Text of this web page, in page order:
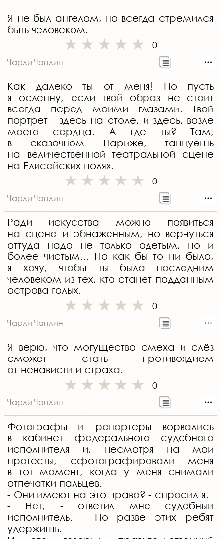
Я не был ангелом, но всегда стремился
быть человеком.
0
Чарли Чаплин
Как далеко ты от меня! Но пусть
я ослепну, если твой образ не стоит
всегда перед моими глазами. Твой
портрет - здесь на столе, и здесь, возле
моего сердца. А где ты? Там,
в сказочном Париже, танцуешь
на величественной театральной сцене
на Елисейских полях.
0
Чарли Чаплин
Ради искусства можно появиться
на сцене и обнаженным, но вернуться
оттуда надо не только одетым, но и
более чистым... Но как бы то ни было,
я хочу, чтобы ты была последним
человеком из тех, кто станет подданным
острова голых.
0
Чарли Чаплин
Я верю, что могущество смеха и слёз
сможет стать противоядием
от ненависти и страха.
0
Чарли Чаплин
Фотографы и репортеры ворвались
в кабинет федерального судебного
исполнителя и, несмотря на мои
протесты, сфотографировали меня
в тот момент, когда у меня снимали
отпечатки пальцев.
- Они имеют на это право? - спросил я.
- Нет, - ответил мне судебный
исполнитель. - Но разве этих ребят
удержишь.